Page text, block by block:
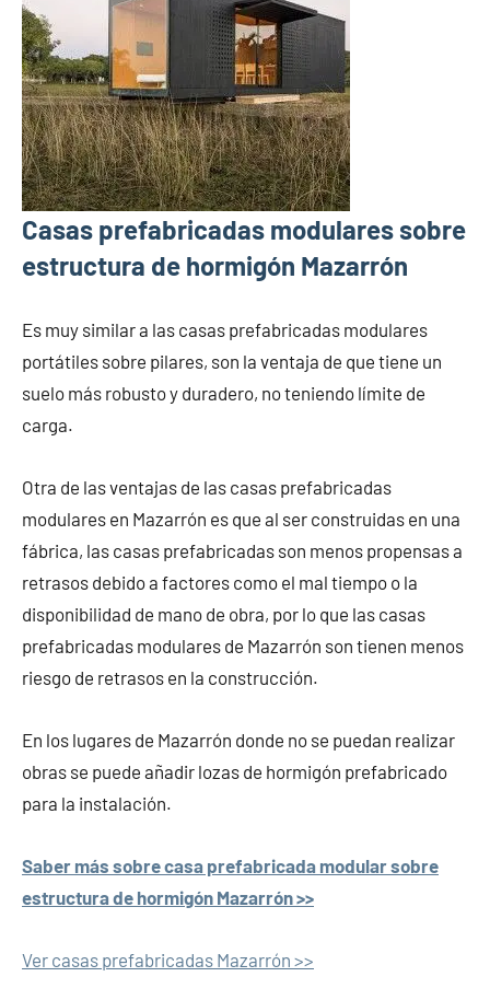
Casas prefabricadas modulares sobre
estructura de hormigón Mazarrón
Es muy similar a las casas prefabricadas modulares
portátiles sobre pilares, son la ventaja de que tiene un
suelo más robusto y duradero, no teniendo límite de
carga.
Otra de las ventajas de las casas prefabricadas
modulares en Mazarrón es que al ser construidas en una
fábrica, las casas prefabricadas son menos propensas a
retrasos debido a factores como el mal tiempo o la
disponibilidad de mano de obra, por lo que las casas
prefabricadas modulares de Mazarrón son tienen menos
riesgo de retrasos en la construcción.
En los lugares de Mazarrón donde no se puedan realizar
obras se puede añadir lozas de hormigón prefabricado
para la instalación.
Saber más sobre casa prefabricada modular sobre
estructura de hormigón Mazarrón >>
Ver casas prefabricadas Mazarrón >>